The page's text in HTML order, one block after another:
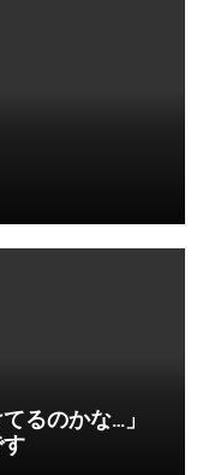
るのかな…」